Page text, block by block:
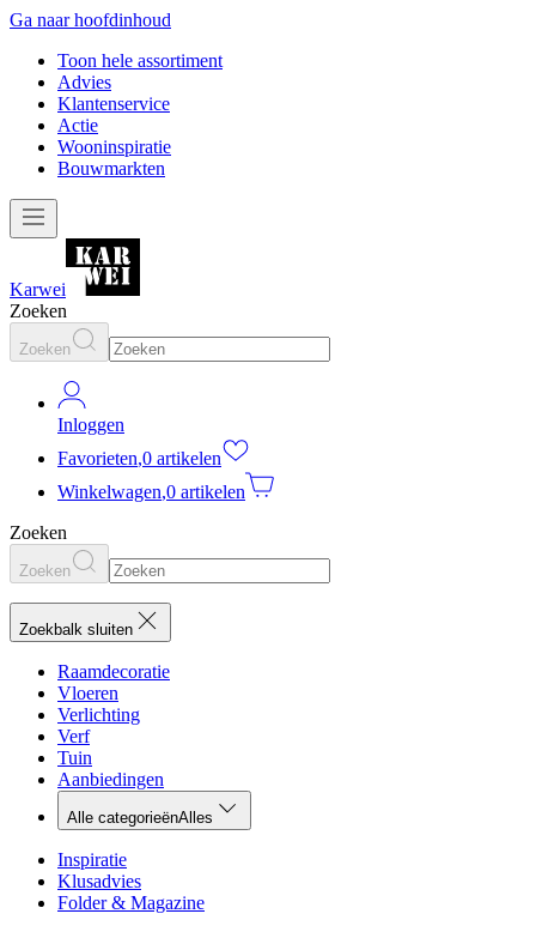
Ga naar hoofdinhoud
Toon hele assortiment
Advies
Klantenservice
Actie
Wooninspiratie
Bouwmarkten
Karwei
Zoeken
Zoeken
Inloggen
Favorieten,0 artikelen
Winkelwagen,0 artikelen
Zoeken
Zoeken
Zoekbalk sluiten
Raamdecoratie
Vloeren
Verlichting
Verf
Tuin
Aanbiedingen
Alle categorieënAlles
Inspiratie
Klusadvies
Folder & Magazine